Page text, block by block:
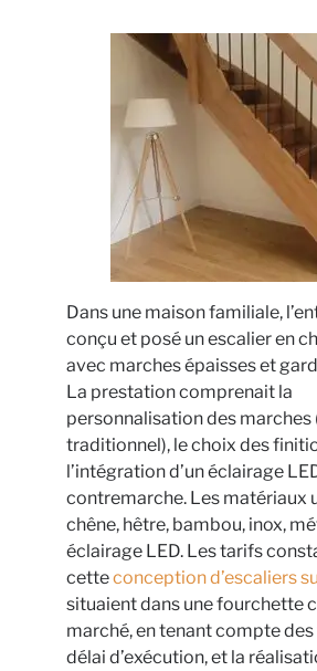
Dans une maison familiale,
conçu et posé un escalier en
avec marches épaisses et
La prestation comprenait la
personnalisation des marches
traditionnel), le choix des
l’intégration d’un éclairage
contremarche. Les matériaux
chêne, hêtre, bambou, inox,
éclairage LED. Les tarifs
cetteconception d’escaliers
situaient dans une fourchette
marché, en tenant compte
délai d’exécution, et la